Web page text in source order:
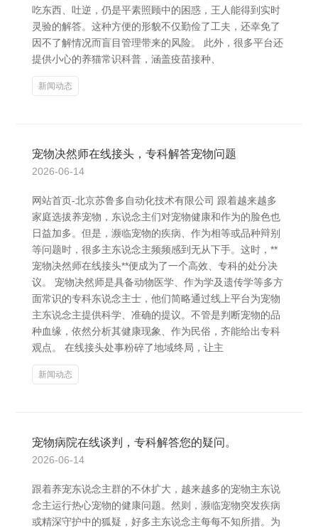
吃东西、吐逆，仍是平素照顾中的困惑，王人能得到实时
灵验的解答。这种方便的形貌不仅勤俭了工夫，还幸免了
因不了解情况而盲目管理带来的风险。 此外，很多平台还
提供小心的养猫常识科普，涵盖疫苗接种、
新闻动态
宠物决然师在线接头，专科解答宠物问题
2026-06-14
网站首页-北京苏鲁多自动化技术有限公司 跟着越来越多
家庭选拔养宠物，东说念主们对宠物健康和作为的脸色也
日益加多。但是，濒临宠物的疾病、作为相等或品种辩别
等问题时，很多主东说念主频频感到无从下手。这时，**
宠物决然师在线接头**便成为了一个高效、专科的处分决
议。 宠物决然师是具备动物医学、作为学及遗传学等多方
面常识的专科东说念主士，他们简略通过线上平台为宠物
主东说念主提供科学、准确的提议。不管是判断宠物的品
种血缘，依然分析其健康现象、作为民俗，齐能给出专科
观点。 在线接头处事粉碎了地域终局，让主
新闻动态
宠物病院在线谈判，专科解答您的疑问。
2026-06-14
跟着养宠东说念主群的不休扩大，越来越多的宠物主东说
念主运行热心宠物的健康问题。然则，濒临宠物突发疾病
或精深守护中的狐疑，好多主东说念主每每不知所措。为